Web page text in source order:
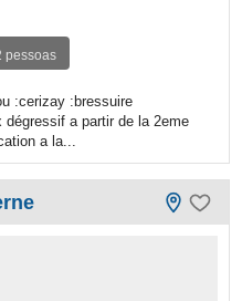
pessoas
:cerizay :bressuire
a partir de la 2eme
a la...